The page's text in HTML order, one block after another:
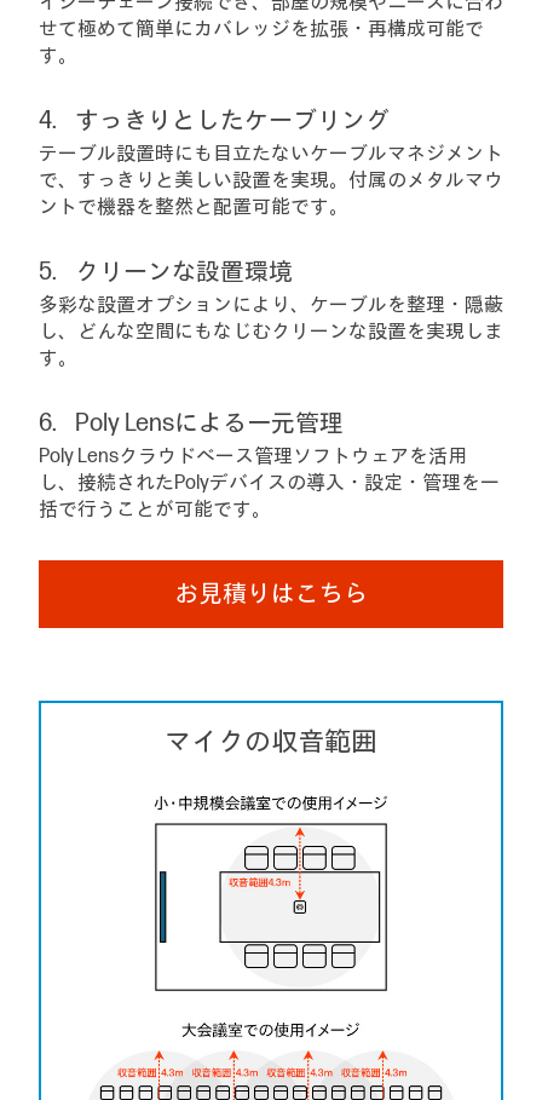
せて極めて簡単にカバレッジを拡張・再構成可能で
す。
すっきりとしたケーブリング
テーブル設置時にも目立たないケーブルマネジメント
で、すっきりと美しい設置を実現。付属のメタルマウ
ントで機器を整然と配置可能です。
クリーンな設置環境
多彩な設置オプションにより、ケーブルを整理・隠蔽
し、どんな空間にもなじむクリーンな設置を実現しま
す。
Poly Lensによる一元管理
Poly Lensクラウドベース管理ソフトウェアを活用
し、接続されたPolyデバイスの導入・設定・管理を一
括で行うことが可能です。
お見積りはこちら
マイクの収音範囲